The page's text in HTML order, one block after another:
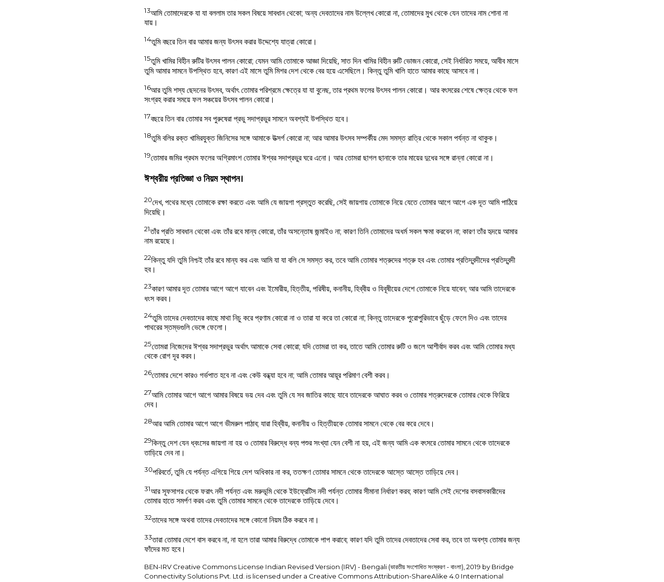
13আমি তোমাদেরকে যা যা বললাম তার সকল বিষয়ে সাবধান থেকো; অন্য দেবতাদের নাম উল্লেখ কোরো না, তোমাদের মুখ থেকে যেন তাদের নাম শোনা না
যায়।
14তুমি বছরে তিন বার আমার জন্য উৎসব করার উদ্দেশ্যে যাত্রা কোরো।
15তুমি খামির বিহীন রুটির উৎসব পালন কোরো; যেমন আমি তোমাকে আজ্ঞা দিয়েছি, সাত দিন খামির বিহীন রুটি ভোজন কোরো, সেই নির্ধারিত সময়ে, আবীব মাসে
তুমি আমার সামনে উপস্থিত হবে, কারণ এই মাসে তুমি মিশর দেশ থেকে বের হয়ে এসেছিলে। কিন্তু তুমি খালি হাতে আমার কাছে আসবে না।
16আর তুমি শস্য ছেদনের উৎসব, অর্থাৎ তোমার পরিশ্রমে ক্ষেত্রে যা যা বুনেছ, তার প্রথম ফলের উৎসব পালন কোরো। আর বৎসরের শেষে ক্ষেত্র থেকে ফল
সংগ্রহ করার সময়ে ফল সঞ্চয়ের উৎসব পালন কোরো।
17বছরে তিন বার তোমার সব পুরুষেরা প্রভু সদাপ্রভুর সামনে অবশ্যই উপস্থিত হবে।
18তুমি বলির রক্ত খামিরযুক্ত জিনিসের সঙ্গে আমাকে উত্সর্গ কোরো না; আর আমার উৎসব সম্পর্কীয় মেদ সমস্ত রাত্রি থেকে সকাল পর্যন্ত না থাকুক।
19তোমার জমির প্রথম ফলের অগ্রিমাংশ তোমার ঈশ্বর সদাপ্রভুর ঘরে এনো। আর তোমরা ছাগল ছানাকে তার মায়ের দুধের সঙ্গে রান্না কোরো না।
ঈশ্বরীয় প্রতিজ্ঞা ও নিয়ম স্থাপন।
20দেখ, পথের মধ্যে তোমাকে রক্ষা করতে এবং আমি যে জায়গা প্রস্তুত করেছি, সেই জায়গায় তোমাকে নিয়ে যেতে তোমার আগে আগে এক দূত আমি পাঠিয়ে
দিয়েছি।
21তাঁর প্রতি সাবধান থেকো এবং তাঁর রবে মান্য কোরো, তাঁর অসন্তোষ জন্মাইও না; কারণ তিনি তোমাদের অধর্ম সকল ক্ষমা করবেন না; কারণ তাঁর হৃদয়ে আমার
নাম রয়েছে।
22কিন্তু যদি তুমি নিশ্চই তাঁর রবে মান্য কর এবং আমি যা যা বলি সে সমস্ত কর, তবে আমি তোমার শত্রুদের শত্রু হব এবং তোমার প্রতিদ্বন্দীদের প্রতিদ্বন্দী
হব।
23কারণ আমার দূত তোমার আগে আগে যাবেন এবং ইমোরীয়, হিত্তীয়, পরিষীয়, কনানীয়, হিব্বীয় ও যিবূষীয়ের দেশে তোমাকে নিয়ে যাবেন; আর আমি তাদেরকে
ধংস করব।
24তুমি তাদের দেবতাদের কাছে মাথা নিচু করে প্রণাম কোরো না ও তারা যা করে তা কোরো না; কিন্তু তাদেরকে পুরোপুরিভাবে ছুঁড়ে ফেলে দিও এবং তাদের
পাথরের স্তম্ভগুলি ভেঙ্গে ফেলো।
25তোমরা নিজেদের ঈশ্বর সদাপ্রভুর অর্থাৎ আমাকে সেবা কোরো; যদি তোমরা তা কর, তাতে আমি তোমার রুটি ও জলে আশীর্বাদ করব এবং আমি তোমার মধ্য
থেকে রোগ দূর করব।
26তোমার দেশে কারও গর্ভপাত হবে না এবং কেউ বন্ধ্যা হবে না; আমি তোমার আয়ূর পরিমাণ বেশী করব।
27আমি তোমার আগে আগে আমার বিষয়ে ভয় দেব এবং তুমি যে সব জাতির কাছে যাবে তাদেরকে আঘাত করব ও তোমার শত্রুদেরকে তোমার থেকে ফিরিয়ে
দেব।
28আর আমি তোমার আগে আগে ভীমরুল পাঠাব; যারা হিব্বীয়, কনানীয় ও হিত্তীয়কে তোমার সামনে থেকে বের করে দেবে।
29কিন্তু দেশ যেন ধ্বংসের জায়গা না হয় ও তোমার বিরুদ্ধে বন্য পশুর সংখ্যা যেন বেশী না হয়, এই জন্য আমি এক বৎসরে তোমার সামনে থেকে তাদেরকে
তাড়িয়ে দেব না।
30পরিবর্তে, তুমি যে পর্যন্ত এগিয়ে গিয়ে দেশ অধিকার না কর, ততক্ষণ তোমার সামনে থেকে তাদেরকে আস্তে আস্তে তাড়িয়ে দেব।
31আর সূফসাগর থেকে ফরাৎ নদী পর্যন্ত এবং মরুভূমি থেকে ইউফ্রেটিস নদী পর্যন্ত তোমার সীমানা নির্ধারণ করব; কারণ আমি সেই দেশের বসবাসকারীদের
তোমার হাতে সমর্পণ করব এবং তুমি তোমার সামনে থেকে তাদেরকে তাড়িয়ে দেবে।
32তাদের সঙ্গে অথবা তাদের দেবতাদের সঙ্গে কোনো নিয়ম ঠিক করবে না।
33তারা তোমার দেশে বাস করবে না, না হলে তারা আমার বিরুদ্ধে তোমাকে পাপ করাবে; কারণ যদি তুমি তাদের দেবতাদের সেবা কর, তবে তা অবশ্য তোমার জন্য
ফাঁদের মত হবে।
BEN-IRV Creative Commons License Indian Revised Version (IRV) - Bengali (ভারতীয় সংশোধিত সংস্করণ - বাংলা), 2019 by Bridge
Connectivity Solutions Pvt. Ltd. is licensed under a Creative Commons Attribution-ShareAlike 4.0 International